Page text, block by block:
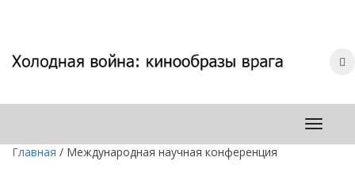
Главная / Международная научная конференция